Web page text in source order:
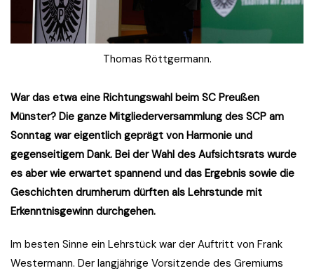
Thomas Röttgermann.
War das etwa eine Richtungswahl beim SC Preußen
Münster? Die ganze Mitgliederversammlung des SCP am
Sonntag war eigentlich geprägt von Harmonie und
gegenseitigem Dank. Bei der Wahl des Aufsichtsrats wurde
es aber wie erwartet spannend und das Ergebnis sowie die
Geschichten drumherum dürften als Lehrstunde mit
Erkenntnisgewinn durchgehen.
Im besten Sinne ein Lehrstück war der Auftritt von Frank
Westermann. Der langjährige Vorsitzende des Gremiums